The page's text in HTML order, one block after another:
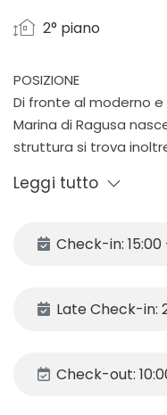
2° piano
POSIZIONE
Di fronte al moderno
Marina di Ragusa
struttura si trova
principale Piazza Duca
come supermercati,
edificio è composto
Leggi tutto
Check-in: 15:00
Late Check-in:
Check-out: